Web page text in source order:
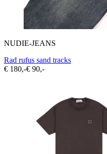
NUDIE-JEANS
Rad rufus sand tracks
€ 180,-€ 90,-